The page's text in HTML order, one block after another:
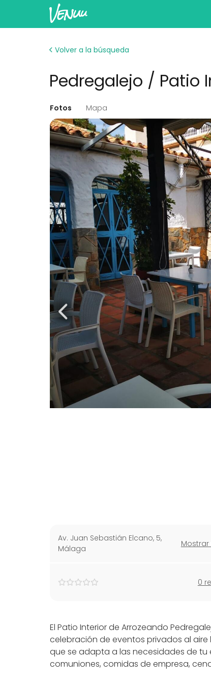
Volver a la búsqueda
Pedregalejo / Patio
Fotos Mapa
Av. Juan Sebastián Elcano, 5,
Málaga
0
El Patio Interior de Arrozeando
celebración de eventos privados al aire
que se adapta a las necesidades de
comuniones, comidas de empresa,